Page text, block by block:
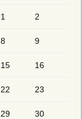
1 2
8 9
15 16
22 23
29 30